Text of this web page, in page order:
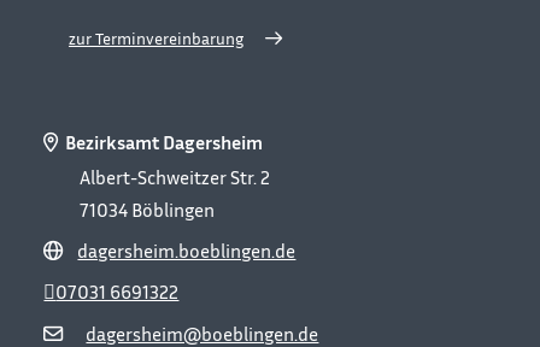
zur Terminvereinbarung
Bezirksamt Dagersheim
Albert-Schweitzer Str. 2
71034 Böblingen
dagersheim.boeblingen.de
dagersheim@boeblingen.de
07031 6691322